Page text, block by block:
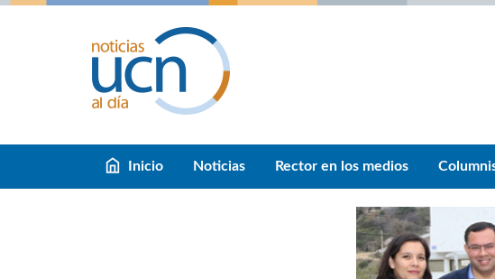
Inicio Noticias Rector en los medios